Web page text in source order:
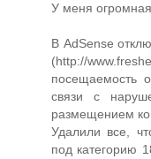
У меня
В AdSense
(http://
посещаемость
связи с
размещением
Удалили все,
под категорию